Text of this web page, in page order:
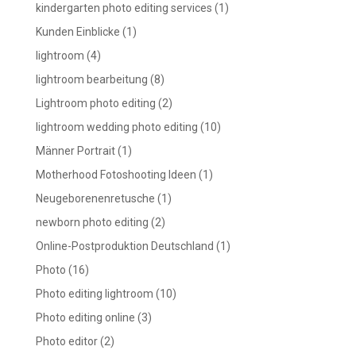
kindergarten photo editing services (1)
Kunden Einblicke (1)
lightroom (4)
lightroom bearbeitung (8)
Lightroom photo editing (2)
lightroom wedding photo editing (10)
Männer Portrait(1)
Motherhood Fotoshooting Ideen (1)
Neugeborenenretusche (1)
newborn photo editing (2)
Online-Postproduktion Deutschland (1)
Photo (16)
Photo editing lightroom (10)
Photo editing online (3)
Photo editor(2)